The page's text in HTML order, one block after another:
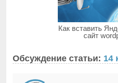
Как вставить
сайт
Обсуждение статьи: 14